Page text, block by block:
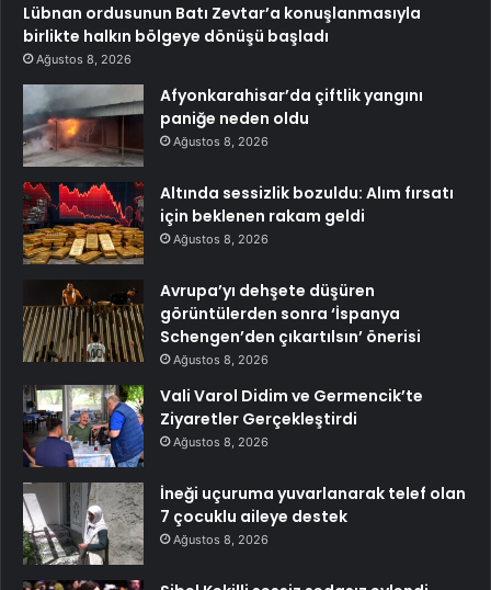
Lübnan ordusunun Batı Zevtar’a konuşlanmasıyla
birlikte halkın bölgeye dönüşü başladı
Ağustos 8, 2026
Afyonkarahisar’da çiftlik yangını
paniğe neden oldu
Ağustos 8, 2026
Altında sessizlik bozuldu: Alım fırsatı
için beklenen rakam geldi
Ağustos 8, 2026
Avrupa’yı dehşete düşüren
görüntülerden sonra ‘İspanya
Schengen’den çıkartılsın’ önerisi
Ağustos 8, 2026
Vali Varol Didim ve Germencik’te
Ziyaretler Gerçekleştirdi
Ağustos 8, 2026
İneği uçuruma yuvarlanarak telef olan
7 çocuklu aileye destek
Ağustos 8, 2026